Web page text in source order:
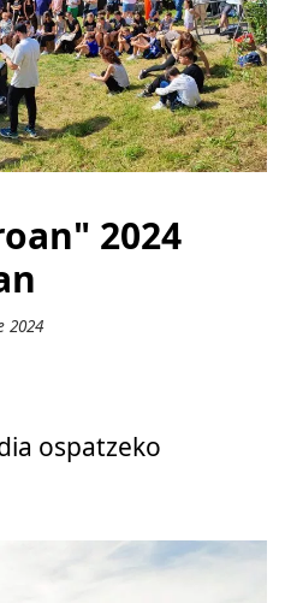
2024
2024
ospatzeko